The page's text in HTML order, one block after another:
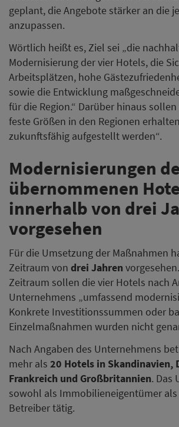
geplant, die Angebote stärker an die
anzupassen.
Wörtlich heißt es, Ziel sei „die
Modernisierung der vier Hotels, die
Arbeitsplätzen, hohe
sowie die Entwicklung
für die Region.“ Darüber hinaus
feste Größen in den Regionen
zukunftsfähig aufgestellt werden“.
Modernisierungen
übernommenen
innerhalb von drei
vorgesehen
Für die Umsetzung der Maßnahmen
Zeitraum von drei Jahren
Zeitraum sollen die vier Hotels nach
Unternehmens „umfassend
Konkrete Investitionssummen oder
Einzelmaßnahmen wurden nicht
Nach Angaben des Unternehmens
mehr als 20 Hotels in Skandinavien,
Frankreich und Großbritannien. Das
sowohl als Immobilieneigentümer als
Betreiber tätig.